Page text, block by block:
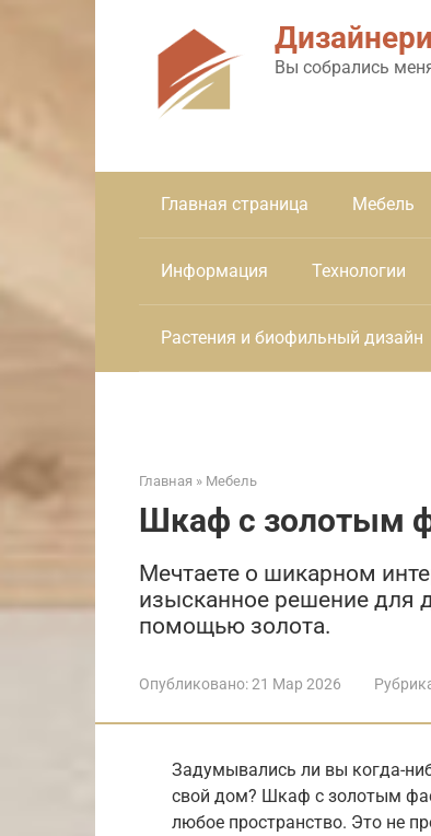
Вы собрались
Главная страница Мебель
Информация Технологии
Растения и биофильный дизайн
Главная » Мебель
Шкаф с золотым
Мечтаете о шикарном
изысканное решение для
помощью золота.
Опубликовано:21 Мар 2026
Задумывались ли вы когда-
свой дом? Шкаф с золотым
любое пространство. Это не